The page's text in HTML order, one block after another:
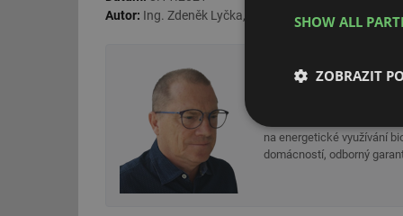
Autor: Ing. Zdeněk Lyčka, všechny články autora
Ing. Zdeněk
na energetické využívání
domácností, odborný
SHOW ALL
ZOBRAZIT
Nezbytně
soubory